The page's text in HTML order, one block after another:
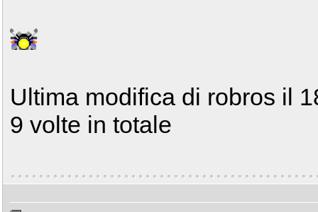
Ultima modifica di robros il
9 volte in totale